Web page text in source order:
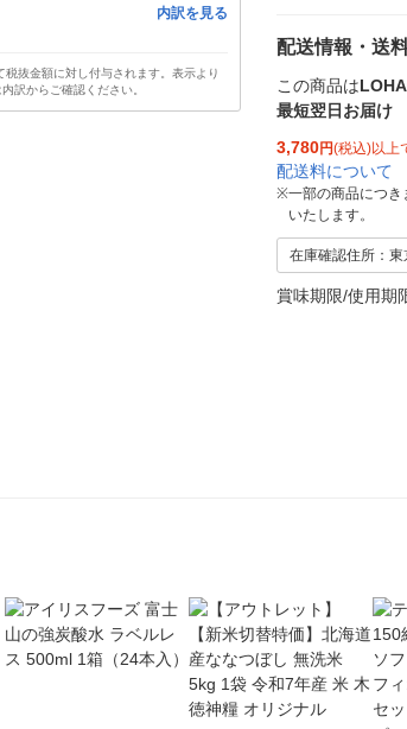
内訳を見る
抜金額に対し付与されます。表示より
訳からご確認ください。
配送情報・送
この商品は
最短翌日お届け
3,780円(税込)以上
配送料について
※一部の商品につき
いたします。
在庫確認住所：
賞味期限/使用期